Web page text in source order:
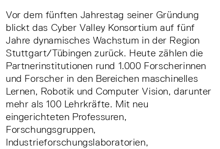
Vor dem fünften Jahrestag seiner Gründung
blickt das Cyber Valley Konsortium auf fünf
Jahre dynamisches Wachstum in der Region
Stuttgart/Tübingen zurück. Heute zählen die
Partnerinstitutionen rund 1.000 Forscherinnen
und Forscher in den Bereichen maschinelles
Lernen, Robotik und Computer Vision, darunter
mehr als 100 Lehrkräfte. Mit neu
eingerichteten Professuren,
Forschungsgruppen,
Industrieforschungslaboratorien,